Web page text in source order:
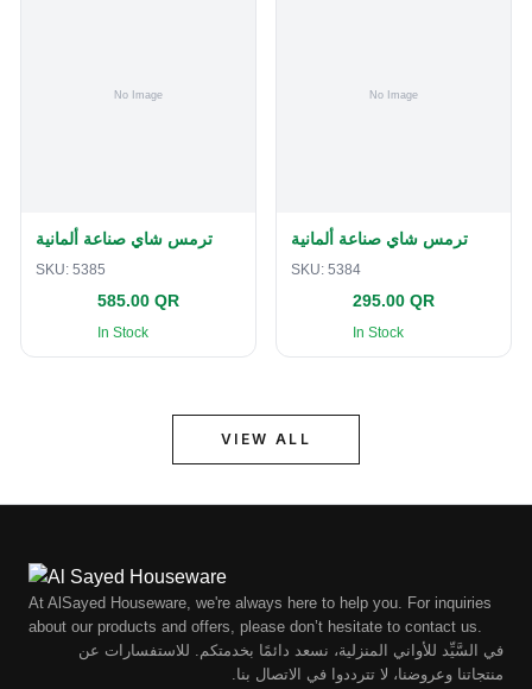
ترمس شاي صناعة ألمانية
SKU: 5385
585.00 QR
In Stock
ترمس شاي صناعة ألمانية
SKU: 5384
295.00 QR
In Stock
VIEW ALL
At AlSayed Houseware, we're always here to help you. For inquiries
about our products and offers, please don’t hesitate to contact us.
في السَّيِّد للأواني المنزلية، نسعد دائمًا بخدمتكم. للاستفسارات عن
منتجاتنا وعروضنا، لا تترددوا في الاتصال بنا.